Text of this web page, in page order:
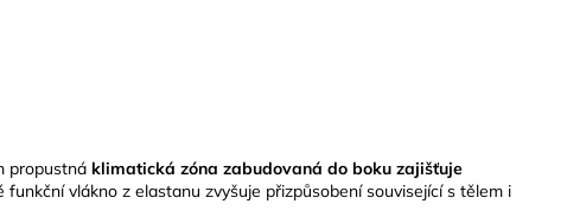
propustná klimatická zóna zabudovaná do boku zajišťuje
funkční vlákno z elastanu zvyšuje přizpůsobení související s tělem i